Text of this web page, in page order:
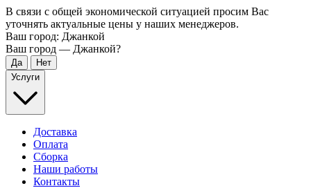
В связи с общей экономической ситуацией просим Вас
уточнять актуальные цены у наших менеджеров.
Ваш город: Джанкой
Ваш город — Джанкой?
Услуги
Доставка
Оплата
Сборка
Наши работы
Контакты